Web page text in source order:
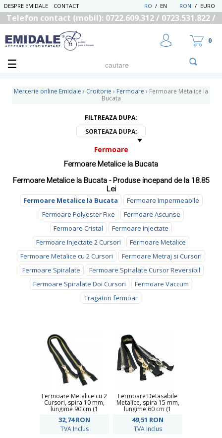
DESPRE EMIDALE CONTACT RON / EURO
EN
/
RO
Telefon contact (mobil): 0722.609.312 / 0723.531.822 /
RECUPEREAZA PAROLA
0
Mercerie online Emidale › Croitorie › Fermoare › Fermoare Metalice la
Bucata
FILTREAZA DUPA:
SORTEAZA DUPA:
Fermoare
Fermoare Metalice la Bucata
Fermoare Metalice la Bucata - Produse incepand de la 18.85
Lei
Fermoare Metalice la Bucata
Fermoare Impermeabile
Fermoare Polyester Fixe
Fermoare Ascunse
Fermoare Cristal
Fermoare Injectate
Fermoare Injectate 2 Cursori
Fermoare Metalice
Fermoare Metalice cu 2 Cursori
Fermoare Metraj si Cursori
Fermoare Spiralate
Fermoare Spiralate Cursor Reversibil
Fermoare Spiralate Doi Cursori
Fermoare Vaccum
Tragatori fermoar
Fermoare Metalice cu 2
Cursori, spira 10 mm,
lungime 90 cm (1
32,74RON
TVA Inclus
Fermoare Detasabile
Metalice, spira 15 mm,
lungime 60 cm (1
49,51 RON
TVA Inclus